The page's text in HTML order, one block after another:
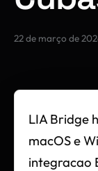
22 de março de
LIA Bridge
macOS e
integracao